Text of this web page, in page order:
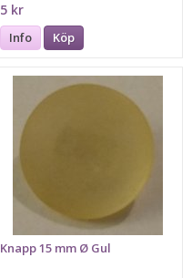
5 kr
Info Köp
Knapp 15 mm Ø Gul